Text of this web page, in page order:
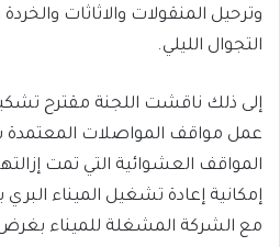
وترحيل المنقولات والاثاثات
التجوال الليلي.
إلى ذلك ناقشت اللجنة مقترح
عمل مواقف المواصلات المعتمدة
المواقف العشوائية التي تمت
إمكانية إعادة تشغيل الميناء
مع الشركة المشغلة للميناء بغرض